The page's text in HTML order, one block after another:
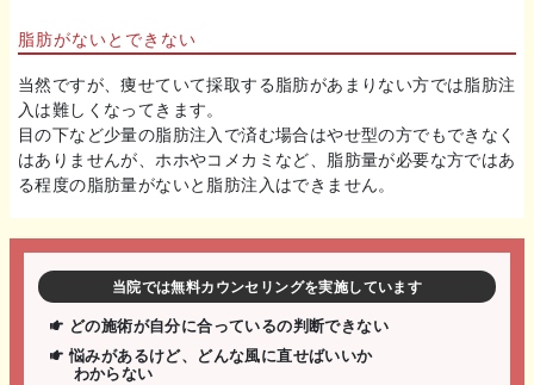
脂肪がないとできない
当然ですが、痩せていて採取する脂肪があまりない方では脂肪注
入は難しくなってきます。
目の下など少量の脂肪注入で済む場合はやせ型の方でもできなく
はありませんが、ホホやコメカミなど、脂肪量が必要な方ではあ
る程度の脂肪量がないと脂肪注入はできません。
当院では無料カウンセリングを実施しています
どの施術が自分に合っているの判断できない
悩みがあるけど、どんな風に直せばいいか
わからない